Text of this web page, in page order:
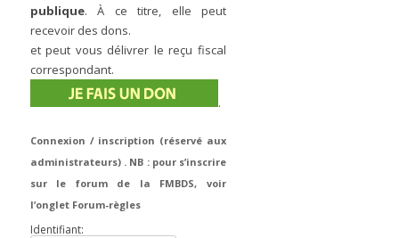
publique. À ce titre, elle peut
recevoir des dons.
et peut vous délivrer le reçu fiscal
correspondant.
.
Connexion / inscription (réservé aux
administrateurs) . NB : pour s’inscrire
sur le forum de la FMBDS, voir
l’onglet Forum-règles
Identifiant: